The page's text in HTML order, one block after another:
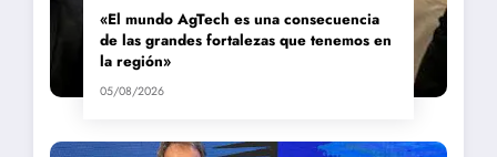
«El mundo AgTech es una consecuencia
de las grandes fortalezas que tenemos en
la región»
05/08/2026